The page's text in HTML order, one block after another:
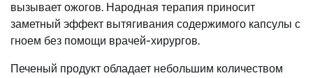
вызывает ожогов. Народная терапия приносит
заметный эффект вытягивания содержимого капсулы с
гноем без помощи врачей-хирургов.
Печеный продукт обладает небольшим количеством